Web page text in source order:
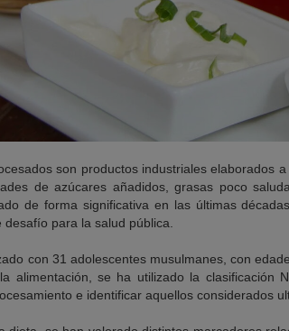
son productos industriales elaborados
de azúcares añadidos, grasas poco
de forma significativa en las últimas
para la salud pública.
con 31 adolescentes musulmanes, con
alimentación, se ha utilizado la clasificación
e identificar aquellos considerados